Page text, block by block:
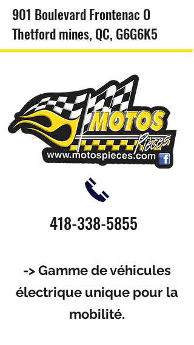
901 Boulevard Frontenac O
Thetford mines, QC, G6G6K5
418-338-5855
-> Gamme de véhicules
électrique unique pour la
mobilité.